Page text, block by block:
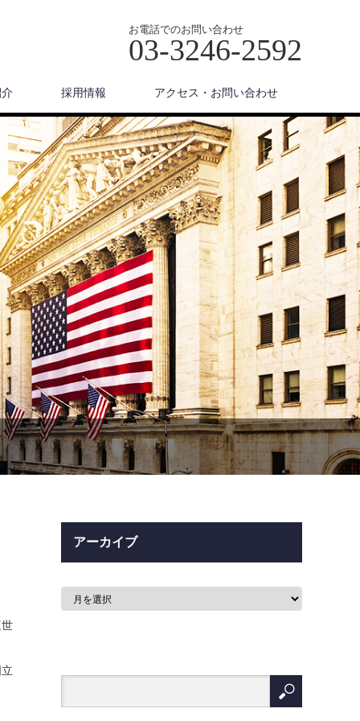
お電話でのお問い合わせ
03-3246-2592
採用情報 アクセス・お問い合わせ
アーカイブ